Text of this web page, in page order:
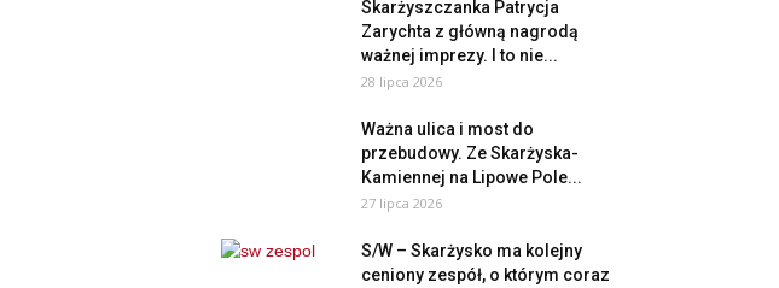
Skarżyszczanka Patrycja
Zarychta z główną nagrodą
ważnej imprezy. I to nie...
28 lipca 2026
Ważna ulica i most do
przebudowy. Ze Skarżyska-
Kamiennej na Lipowe Pole...
27 lipca 2026
S/W – Skarżysko ma kolejny
ceniony zespół, o którym coraz